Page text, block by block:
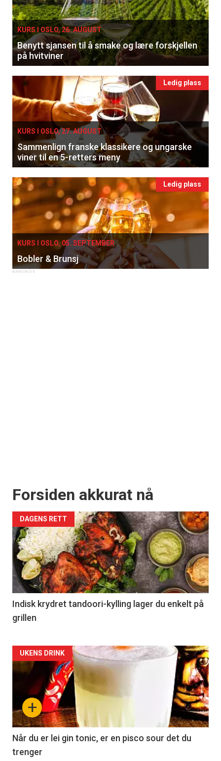
×
Få ukentlige nyhetsbrev fra
Apéritif
KURS I OSLO, 26. AUGUST
Benytt sjansen til å smake og lære forskjellen
på hvitviner
Ledig plass
KURS I OSLO, 27. AUGUST
Sammenlign franske klassikere og ungarske
viner til en 5-retters meny
Ledig plass
KURS I OSLO, 05. SEPTEMBER
Bobler & Brunsj
Forsiden akkurat nå
DAGENS RETT
Indisk krydret tandoori-kylling lager du enkelt på
grillen
Forsiden
akkurat
nå
-
2
+
UKENS DRINK
Når du er lei gin tonic, er en pisco sour det du
trenger